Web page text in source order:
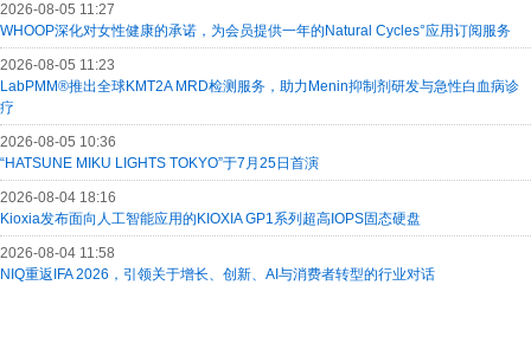
2026-08-05 11:27
WHOOP深化对女性健康的承诺，为会员提供一年的Natural Cycles°应用订阅服务
2026-08-05 11:23
LabPMM®推出全球KMT2A MRD检测服务，助力Menin抑制剂研发与急性白血病诊
疗
2026-08-05 10:36
“HATSUNE MIKU LIGHTS TOKYO”于7月25日首演
2026-08-04 18:16
Kioxia发布面向人工智能应用的KIOXIA GP1系列超高IOPS固态硬盘
2026-08-04 11:58
NIQ重返IFA 2026，引领关于增长、创新、AI与消费者转型的行业对话